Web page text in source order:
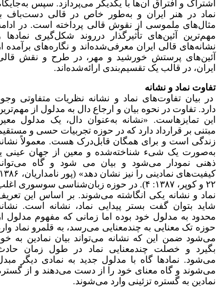
و افتراق آن‌ها با یکدیگر می‌پردازد. سپس به‌جایگاه
در هنر ایران و به‌طور خاص در قالی دست‌باف با
ملموسی از نقوش قالی پرداخته است. در ادامه
آئین‌های تأثیرگذار درروند شکل‌گیری نمادها و
قالی ایران معرفی‌شده‌اند و نگاره‌های برآمده از
پرستش خورشید و مهر، در طرح و نقش قالی
در قالب یک تقسیم‌بندی ارائه‌شده‌اند.
نماد و نشانه
بیان تفاوت‌های نماد و نشانه نظریات متفاوتی وجود
تفاوت در نحوه بیان و ارجاع دال به مدلول از مهم‌ترین
تمایزهاست. «نشانه به‌عنوان دال، یک مدلول معین
بر قرارداد دارد که در حوزه تجربیات حسی و مستقیم
است و برای همگان قابل‌درک هست. معمولاً نشانه
یک شیء شناخته‌شده و معین از جهان عینی یا
نمودار می‌شود و بیان می‌ شود و گاه می‌تواند
کیفیت‌های نمادینی را نیز نشان دهد» (پور نامداریان، ۱۳۸۶:
۲۲ و کوپر، ۱۳۸۷: ۴). در حوزه زبان‌شناسی سوسوری اغلب
و نشانه یکی انگاشته می‌شوند. بر اساس این تعریف
بتوان گفت بستر پیدایی نماد، نشانه است. نشانه
به مدلول خود بوده اما زمانی که مفهوم مدلول از
تک معنایی به چندمعنایی می‌رسد، به قلمرو نماد وارد
ضمن این که نشانه می‌تواند بیان نمادین به خود
و خصلت چندمعنایی نماد در طول زمان حادث
نمادها گاه با مدلول جدید به نمادی دیگر مبدل
و گاه معنای خود را از دست می‌دهند و از گستره
به گستره تزئینی وارد می‌شوند.